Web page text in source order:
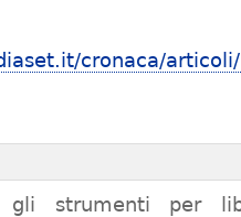
cronaca/
gli strumenti per